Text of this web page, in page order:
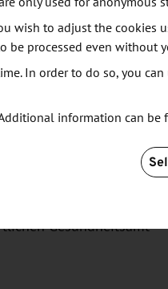
zusammen.
Zentrum für
in Görlitz: Hier
Gesundheitsamt
wish to adjust the cookies
be processed even without
In order to do so, you
information can be